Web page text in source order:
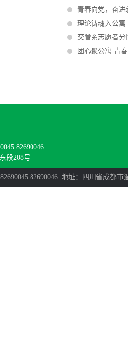
青春向党，奋进
理论铸魂入公
交管系志愿者分
团心聚公寓 青
82690046
段208号
82690046 地址：四川省成都